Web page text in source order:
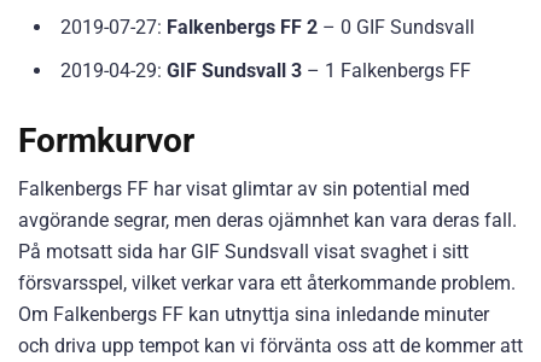
2019-07-27: Falkenbergs FF 2 – 0 GIF Sundsvall
2019-04-29: GIF Sundsvall 3 – 1 Falkenbergs FF
Formkurvor
Falkenbergs FF har visat glimtar av sin potential med
avgörande segrar, men deras ojämnhet kan vara deras fall.
På motsatt sida har GIF Sundsvall visat svaghet i sitt
försvarsspel, vilket verkar vara ett återkommande problem.
Om Falkenbergs FF kan utnyttja sina inledande minuter
och driva upp tempot kan vi förvänta oss att de kommer att